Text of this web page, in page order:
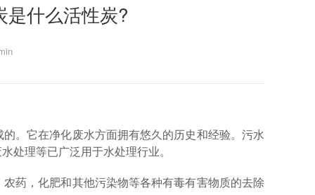
是什么活性炭?
。它在净化废水方面拥有悠久的历史和经验。污水
处理等已广泛用于水处理行业。
药，化肥和其他污染物等各种有毒有害物质的去除